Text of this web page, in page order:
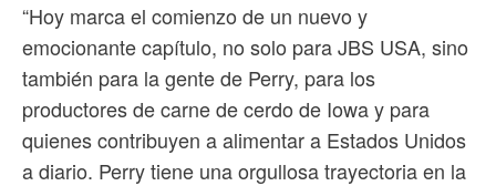
“Hoy marca el comienzo de un nuevo y
emocionante capítulo, no solo para JBS USA, sino
también para la gente de Perry, para los
productores de carne de cerdo de Iowa y para
quienes contribuyen a alimentar a Estados Unidos
a diario. Perry tiene una orgullosa trayectoria en la